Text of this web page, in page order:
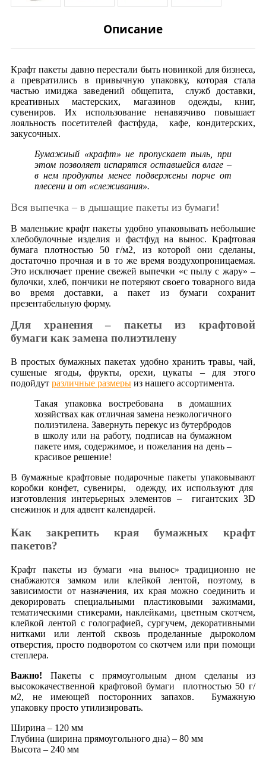
Описание
Крафт пакеты давно перестали быть новинкой для бизнеса,
а превратились в привычную упаковку, которая стала
частью имиджа заведений общепита, служб доставки,
креативных мастерских, магазинов одежды, книг,
сувениров. Их использование ненавязчиво повышает
лояльность посетителей фастфуда, кафе, кондитерских,
закусочных.
Бумажный «крафт» не пропускает пыль, при
этом позволяет испарятся оставшейся влаге –
в нем продукты менее подвержены порче от
плесени и от «слеживания».
Вся выпечка – в дышащие пакеты из бумаги!
В маленькие крафт пакеты удобно упаковывать небольшие
хлебобулочные изделия и фастфуд на вынос. Крафтовая
бумага плотностью 50 г/м2, из которой они сделаны,
достаточно прочная и в то же время воздухопроницаемая.
Это исключает прение свежей выпечки «с пылу с жару» –
булочки, хлеб, пончики не потеряют своего товарного вида
во время доставки, а пакет из бумаги сохранит
презентабельную форму.
Для хранения – пакеты из крафтовой
бумаги как замена полиэтилену
В простых бумажных пакетах удобно хранить травы, чай,
сушеные ягоды, фрукты, орехи, цукаты – для этого
подойдут различные размеры из нашего ассортимента.
Такая упаковка востребована в домашних
хозяйствах как отличная замена неэкологичного
полиэтилена. Завернуть перекус из бутербродов
в школу или на работу, подписав на бумажном
пакете имя, содержимое, и пожелания на день –
красивое решение!
В бумажные крафтовые подарочные пакеты упаковывают
коробки конфет, сувениры, одежду, их используют для
изготовления интерьерных элементов – гигантских 3D
снежинок и для адвент календарей.
Как закрепить края бумажных крафт
пакетов?
Крафт пакеты из бумаги «на вынос» традиционно не
снабжаются замком или клейкой лентой, поэтому, в
зависимости от назначения, их края можно соединить и
декорировать специальными пластиковыми зажимами,
тематическими стикерами, наклейками, цветным скотчем,
клейкой лентой с голографией, сургучем, декоративными
нитками или лентой сквозь проделанные дыроколом
отверстия, просто подворотом со скотчем или при помощи
степлера.
Важно! Пакеты с прямоугольным дном сделаны из
высококачественной крафтовой бумаги плотностью 50 г/
м2, не имеющей посторонних запахов. Бумажную
упаковку просто утилизировать.
Ширина – 120 мм
Глубина (ширина прямоугольного дна) – 80 мм
Высота – 240 мм